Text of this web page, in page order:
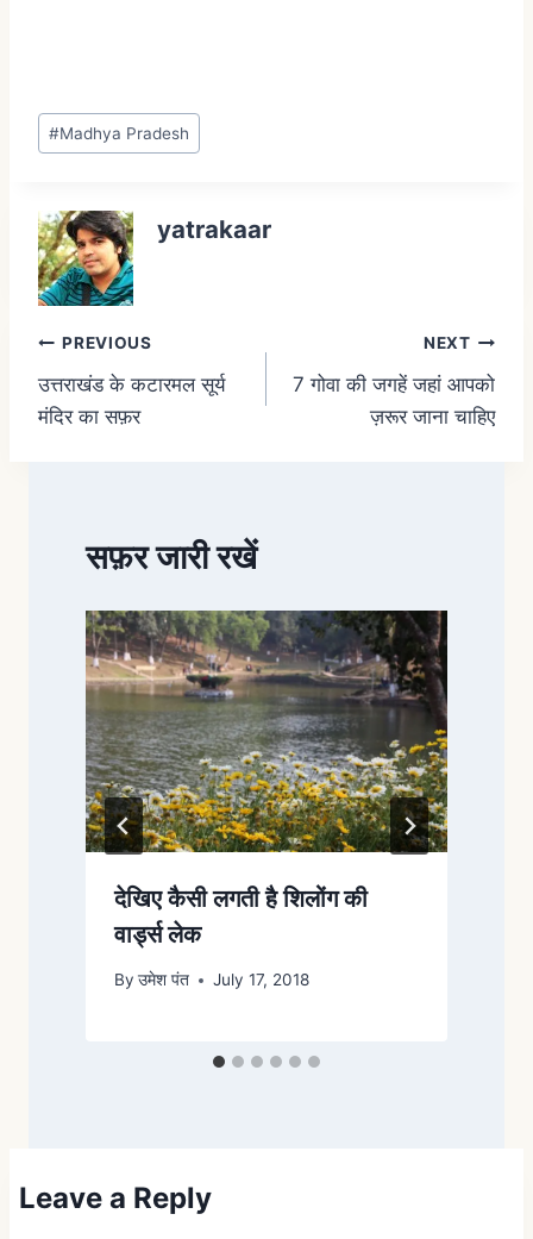
#Madhya Pradesh
yatrakaar
PREVIOUS
उत्तराखंड के कटारमल सूर्य
मंदिर का सफ़र
NEXT
7 गोवा की जगहें जहां आपको
ज़रूर जाना चाहिए
सफ़र जारी रखें
देखिए कैसी लगती है शिलोंग की
वार्ड्स लेक
By उमेश पंत July 17, 2018
Leave a Reply